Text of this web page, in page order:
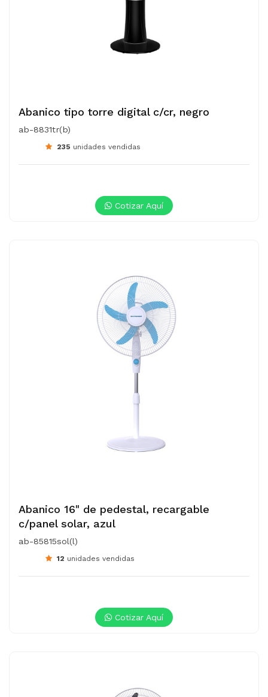
Abanico tipo torre digital c/cr, negro
ab-8831tr(b)
235 unidades vendidas
Cotizar Aquí
Abanico 16" de pedestal, recargable
c/panel solar, azul
ab-85815sol(l)
12 unidades vendidas
Cotizar Aquí